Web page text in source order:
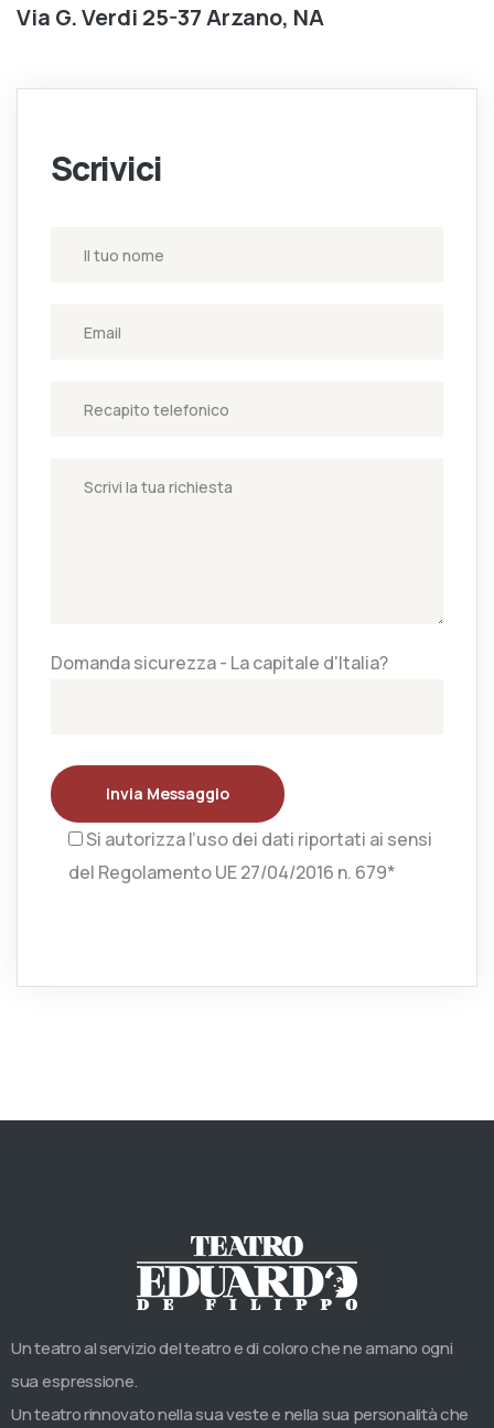
Via G. Verdi 25-37 Arzano, NA
Scrivici
Domanda sicurezza - La capitale d'Italia?
Invia Messaggio
Si autorizza l’uso dei dati riportati ai sensi
del Regolamento UE 27/04/2016 n. 679*
Un teatro al servizio del teatro e di coloro che ne amano ogni
sua espressione.
Un teatro rinnovato nella sua veste e nella sua personalità che